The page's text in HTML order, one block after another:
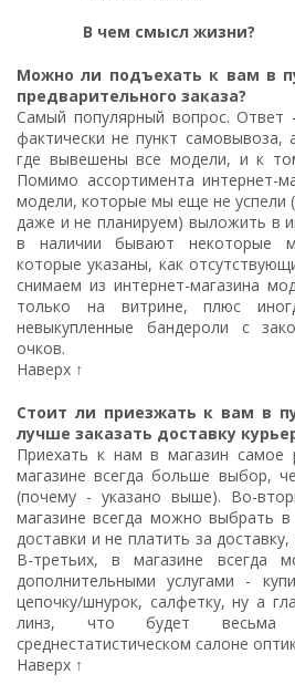
В чем смысл жизни?
Можно ли подъехать к вам в
предварительного заказа?
Самый популярный вопрос.
фактически не пункт самовывоза,
где вывешены все модели, и к
Помимо ассортимента интернет-
модели, которые мы еще не успели
даже и не планируем) выложить в
в наличии бывают некоторые
которые указаны, как
снимаем из интернет-магазина
только на витрине, плюс
невыкупленные бандероли с
очков.
Наверх ↑
Стоит ли приезжать к вам в
лучше заказать доставку
Приехать к нам в магазин самое
магазине всегда больше выбор,
(почему - указано выше). Во-
магазине всегда можно выбрать в
доставки и не платить за
В-третьих, в магазине всегда
дополнительными услугами -
цепочку/шнурок, салфетку, ну а
линз, что будет
среднестатистическом салоне
Наверх ↑